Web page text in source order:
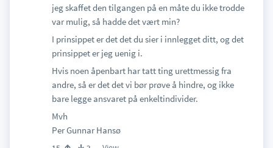
jeg skaffet den tilgangen på en måte du ikke trodde
var mulig, så hadde det vært min?
I prinsippet er det det du sier i innlegget ditt, og det
prinsippet er jeg uenig i.
Hvis noen åpenbart har tatt ting urettmessig fra
andre, så er det det vi bør prøve å hindre, og ikke
bare legge ansvaret på enkeltindivider.
Mvh
Per Gunnar Hansø